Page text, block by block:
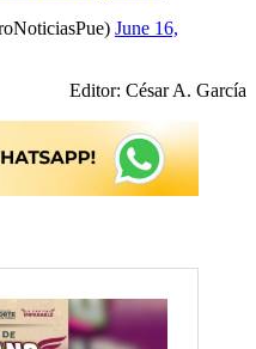
June 16,
Editor: César A. García